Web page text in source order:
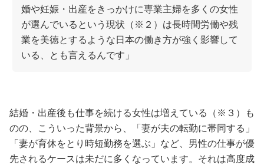
婚や妊娠・出産をきっかけに専業主婦を多くの女性
が選んでいるという現状（※２）は長時間労働や残
業を美徳とするような日本の働き方が強く影響して
いる、とも言えるんです」
結婚・出産後も仕事を続ける女性は増えている（※３）も
のの、こういった背景から、「妻が夫の転勤に帯同する」
「妻が育休をとり時短勤務を選ぶ」など、男性の仕事が優
先されるケースは未だに多くなっています。それは高度成